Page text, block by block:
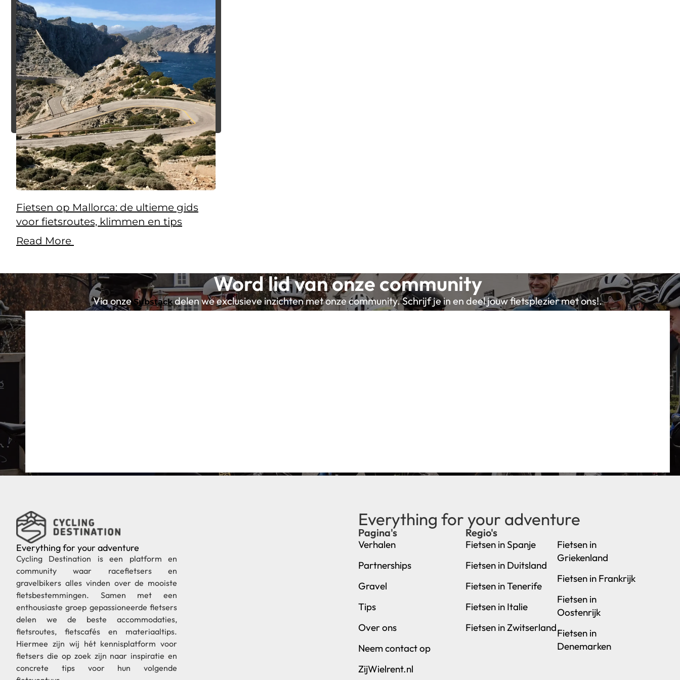
Fietsen op Mallorca: de ultieme gids
voor fietsroutes, klimmen en tips
Read More
Word lid van onze community
Via onzeSubstackdelen we exclusieve inzichten met onze community. Schrijf je in en deel jouw fietsplezier met ons!.
Everything for your adventure
Cycling Destination is een platform en
community waar racefietsers en
gravelbikers alles vinden over de mooiste
fietsbestemmingen. Samen met een
enthousiaste groep gepassioneerde fietsers
delen we de beste accommodaties,
fietsroutes, fietscafés en materiaaltips.
Hiermee zijn wij hét kennisplatform voor
fietsers die op zoek zijn naar inspiratie en
concrete tips voor hun volgende
Everything for your adventure
Pagina's
Verhalen
Partnerships
Gravel
Tips
Over ons
Neem contact op
ZijWielrent.nl
Regio's
Fietsen in Spanje
Fietsen in Duitsland
Fietsen in Tenerife
Fietsen in Italie
Fietsen in Zwitserland
Fietsen in
Griekenland
Fietsen in Frankrijk
Fietsen in
Oostenrijk
Fietsen in
Denemarken